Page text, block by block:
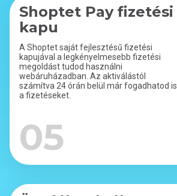
Shoptet Pay fizetési
kapu
A Shoptet saját fejlesztésű fizetési
kapujával a legkényelmesebb fizetési
megoldást tudod használni
webáruházadban. Az aktiválástól
számítva 24 órán belül már fogadhatod is
a fizetéseket.
05